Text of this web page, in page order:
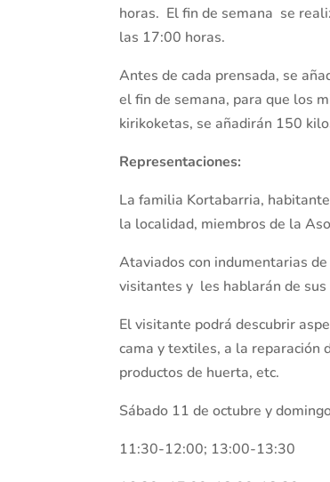
horas. El fin de semana se
las 17:00 horas.
Antes de cada prensada, se
el fin de semana, para que los
kirikoketas, se añadirán 150
Representaciones:
La familia Kortabarria,
la localidad, miembros de la
Ataviados con indumentarias
visitantes y les hablarán de sus
El visitante podrá descubrir
cama y textiles, a la reparación
productos de huerta, etc.
Sábado 11 de octubre y
11:30-12:00; 13:00-13:30